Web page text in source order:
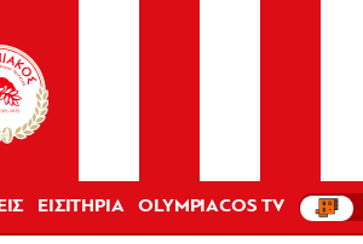
ΕΙΣΙΤΗΡΙΑ OLYMPIACOS TV